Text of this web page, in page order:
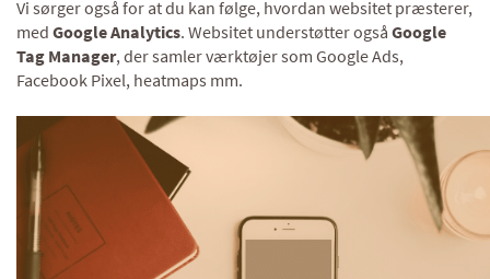
Vi sørger også for at du kan følge, hvordan websitet præsterer,
med Google Analytics. Websitet understøtter også Google
Tag Manager, der samler værktøjer som Google Ads,
Facebook Pixel, heatmaps mm.